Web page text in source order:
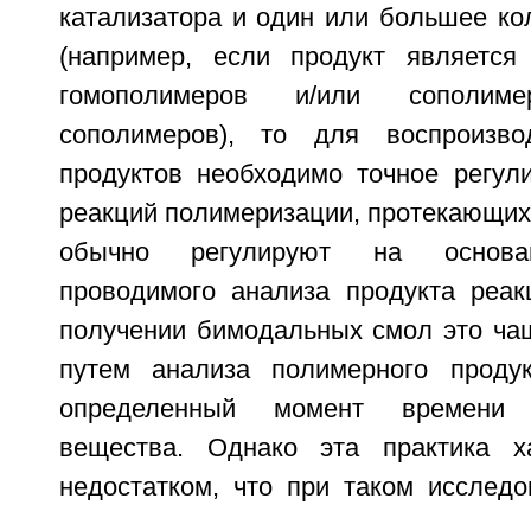
катализатора и один или большее
(например, если продукт
гомополимеров и/или
сополимеров), то для
продуктов необходимо точное
реакций полимеризации,
обычно регулируют на
проводимого анализа продукта
получении бимодальных смол это
путем анализа полимерного
определенный момент времени
вещества. Однако эта практика
недостатком, что при таком